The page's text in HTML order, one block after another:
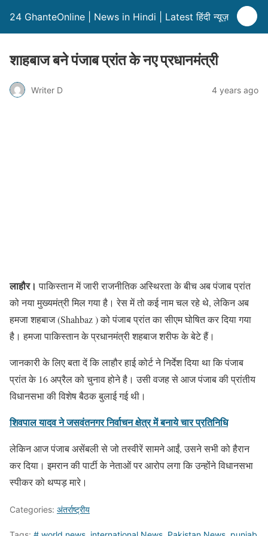
24 GhanteOnline | News in Hindi | Latest हिंदी न्यूज़
शाहबाज बने पंजाब प्रांत के नए प्रधानमंत्री
Writer D 4 years ago
लाहौर। पाकिस्तान में जारी राजनीतिक अस्थिरता के बीच अब पंजाब प्रांत
को नया मुख्यमंत्री मिल गया है। रेस में तो कई नाम चल रहे थे, लेकिन अब
हमजा शहबाज (Shahbaz ) को पंजाब प्रांत का सीएम घोषित कर दिया गया
है। हमजा पाकिस्तान के प्रधानमंत्री शहबाज शरीफ के बेटे हैं।
जानकारी के लिए बता दें कि लाहौर हाई कोर्ट ने निर्देश दिया था कि पंजाब
प्रांत के 16 अप्रैल को चुनाव होने है। उसी वजह से आज पंजाब की प्रांतीय
विधानसभा की विशेष बैठक बुलाई गई थी।
शिवपाल यादव ने जसवंतनगर निर्वाचन क्षेत्र में बनाये चार प्रतिनिधि
लेकिन आज पंजाब असेंबली से जो तस्वीरें सामने आईं, उसने सभी को हैरान
कर दिया। इमरान की पार्टी के नेताओं पर आरोप लगा कि उन्होंने विधानसभा
स्पीकर को थप्पड़ मारे।
Categories: अंतर्राष्ट्रीय